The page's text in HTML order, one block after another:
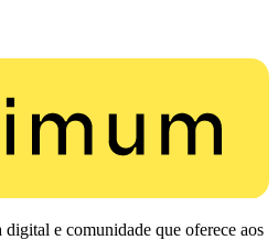
e comunidade que oferece aos